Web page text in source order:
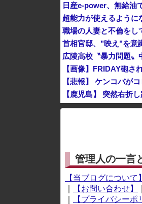
日産e-power、無給油
超能力が使えるよう
職場の人妻と不倫をし
首相官邸、"映え"を意
広陵高校〝暴力問題〟
【画像】FRIDAY砲
【悲報】 ケンコバが
【鹿児島】 突然右折
グリーンコーラとかい
※アドブロック等の広告
管理人の一言
【当ブログについて】
【お問い合わせ】
【プライバシーポ